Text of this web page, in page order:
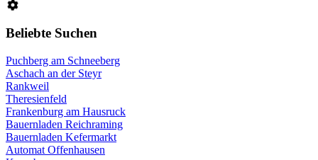
Beliebte Suchen
Puchberg am Schneeberg
Aschach an der Steyr
Rankweil
Theresienfeld
Frankenburg am Hausruck
Bauernladen Reichraming
Bauernladen Kefermarkt
Automat Offenhausen